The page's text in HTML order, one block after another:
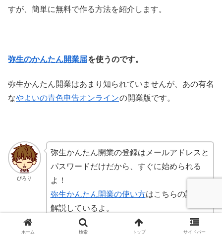
すが、簡単に無料で作る方法を紹介します。
弥生のかんたん開業届を使うのです。
弥生かんたん開業はあまり知られていませんが、あの有名
なやよいの青色申告オンラインの開業版です。
ぴろり
弥生かんたん開業の登録はメールアドレスと
パスワードだけだから、すぐに始められる
よ！
弥生かんたん開業の使い方はこちらの記事で
解説しているよ。
ホーム 検索 トップ サイドバー